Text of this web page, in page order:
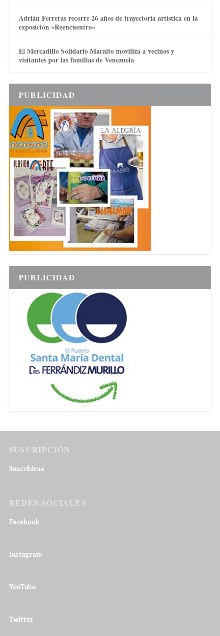
Adrián Ferreras recorre 26 años de trayectoria artística en la
exposición «Reencuentro»
El Mercadillo Solidario Maralto moviliza a vecinos y
visitantes por las familias de Venezuela
PUBLICIDAD
PUBLICIDAD
SUSCRIPCIÓN
Suscribirse
REDES SOCIALES
Facebook
Instagram
YouTube
Twitter